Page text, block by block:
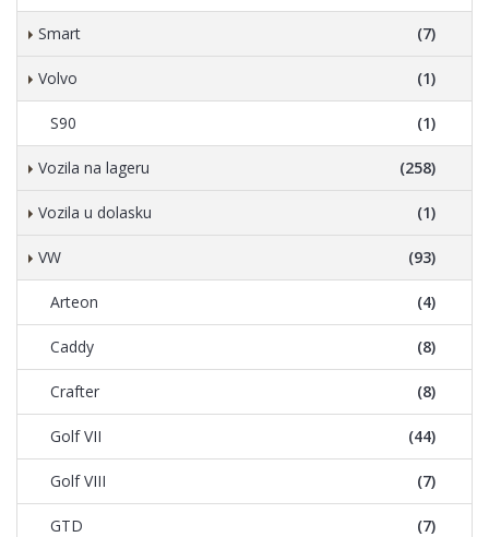
Smart (7)
Volvo (1)
S90 (1)
Vozila na lageru (258)
Vozila u dolasku (1)
VW (93)
Arteon (4)
Caddy (8)
Crafter (8)
Golf VII (44)
Golf VIII (7)
GTD (7)